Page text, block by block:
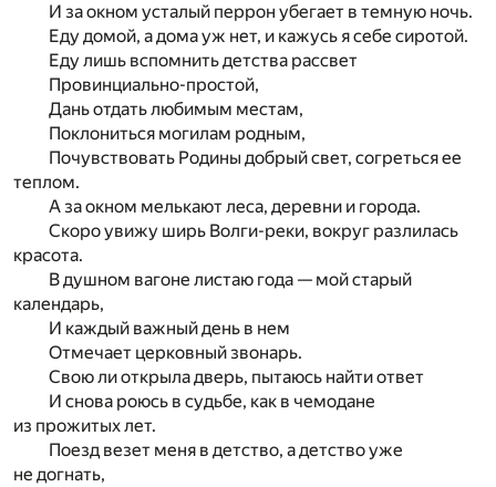
И за окном усталый перрон убегает в темную ночь.
Еду домой, а дома уж нет, и кажусь я себе сиротой.
Еду лишь вспомнить детства рассвет
Провинциально-простой,
Дань отдать любимым местам,
Поклониться могилам родным,
Почувствовать Родины добрый свет, согреться ее
теплом.
А за окном мелькают леса, деревни и города.
Скоро увижу ширь Волги-реки, вокруг разлилась
красота.
В душном вагоне листаю года — мой старый
календарь,
И каждый важный день в нем
Отмечает церковный звонарь.
Свою ли открыла дверь, пытаюсь найти ответ
И снова роюсь в судьбе, как в чемодане
из прожитых лет.
Поезд везет меня в детство, а детство уже
не догнать,